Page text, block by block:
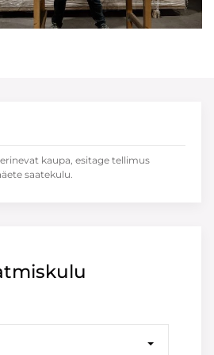
kaupa, esitage tellimus
saatekulu.